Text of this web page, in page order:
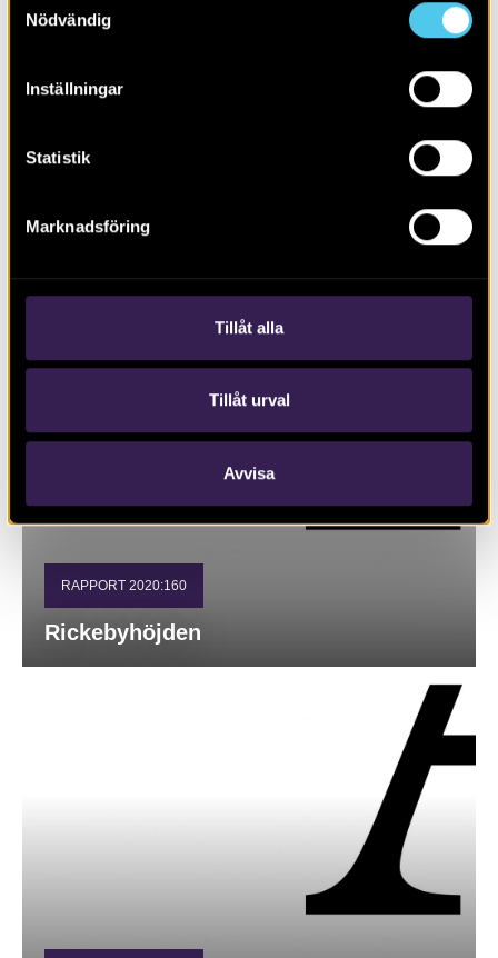
Nödvändig
Inställningar
Statistik
Marknadsföring
Tillåt alla
Tillåt urval
Avvisa
RAPPORT 2020:160
Rickebyhöjden